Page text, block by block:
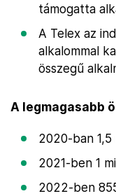
támogatta
A Telex az
alkalommal
összegű
A legmagasabb
2020-ban
2021-ben 1
2022-ben